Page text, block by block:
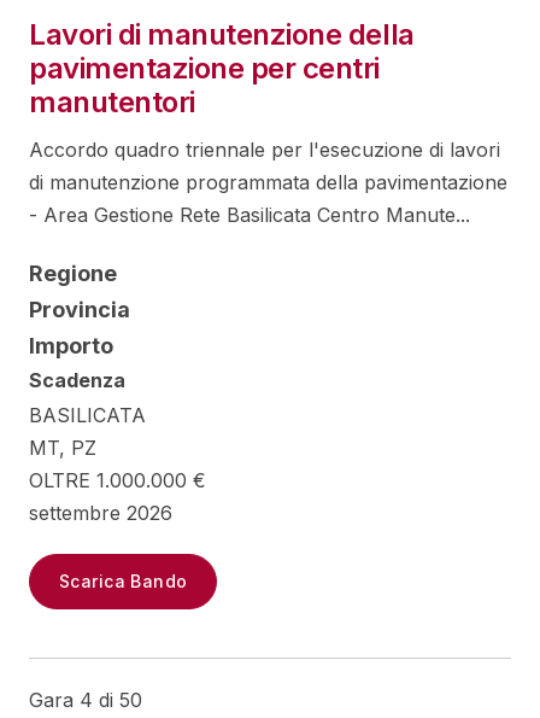
Lavori di manutenzione della
pavimentazione per centri
manutentori
Accordo quadro triennale per l'esecuzione di lavori
di manutenzione programmata della pavimentazione
- Area Gestione Rete Basilicata Centro Manute...
Regione
Provincia
Importo
Scadenza
BASILICATA
MT, PZ
OLTRE 1.000.000 €
settembre 2026
Scarica Bando
Gara 4 di 50